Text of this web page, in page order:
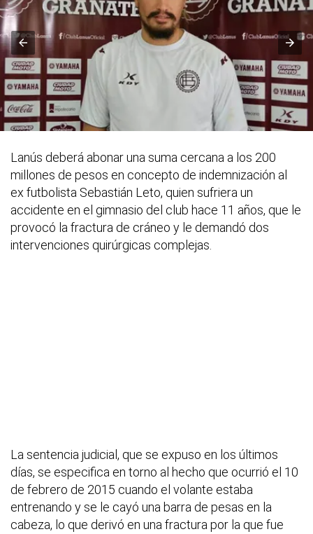
Lanús deberá abonar una suma cercana a los 200
millones de pesos en concepto de indemnización al
ex futbolista Sebastián Leto, quien sufriera un
accidente en el gimnasio del club hace 11 años, que le
provocó la fractura de cráneo y le demandó dos
intervenciones quirúrgicas complejas.
La sentencia judicial, que se expuso en los últimos
días, se especifica en torno al hecho que ocurrió el 10
de febrero de 2015 cuando el volante estaba
entrenando y se le cayó una barra de pesas en la
cabeza, lo que derivó en una fractura por la que fue